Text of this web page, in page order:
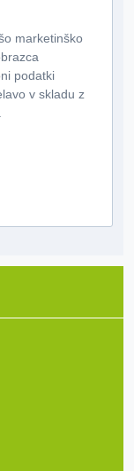
marketinško
podatki
v skladu z